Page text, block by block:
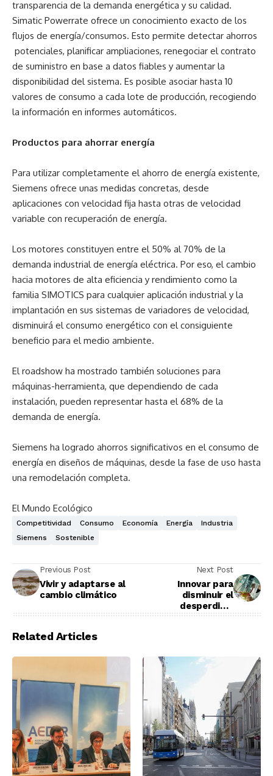
transparencia de la demanda energética y su calidad.
Simatic Powerrate ofrece un conocimiento exacto de los
flujos de energía/consumos. Esto permite detectar ahorros
potenciales, planificar ampliaciones, renegociar el contrato
de suministro en base a datos fiables y aumentar la
disponibilidad del sistema. Es posible asociar hasta 10
valores de consumo a cada lote de producción, recogiendo
la información en informes automáticos.
Productos para ahorrar energía
Para utilizar completamente el ahorro de energía existente,
Siemens ofrece unas medidas concretas, desde
aplicaciones con velocidad fija hasta otras de velocidad
variable con recuperación de energía.
Los motores constituyen entre el 50% al 70% de la
demanda industrial de energía eléctrica. Por eso, el cambio
hacia motores de alta eficiencia y rendimiento como la
familia SIMOTICS para cualquier aplicación industrial y la
implantación en sus sistemas de variadores de velocidad,
disminuirá el consumo energético con el consiguiente
beneficio para el medio ambiente.
El roadshow ha mostrado también soluciones para
máquinas-herramienta, que dependiendo de cada
instalación, pueden representar hasta el 68% de la
demanda de energía.
Siemens ha logrado ahorros significativos en el consumo de
energía en diseños de máquinas, desde la fase de uso hasta
una remodelación completa.
El Mundo Ecológico
Competitividad Consumo Economía Energía
Industria
Siemens
Sostenible
Previous Post
Vivir y adaptarse al
cambio climático
Next Post
Innovar para
disminuir el
desperdicio
Related Articles